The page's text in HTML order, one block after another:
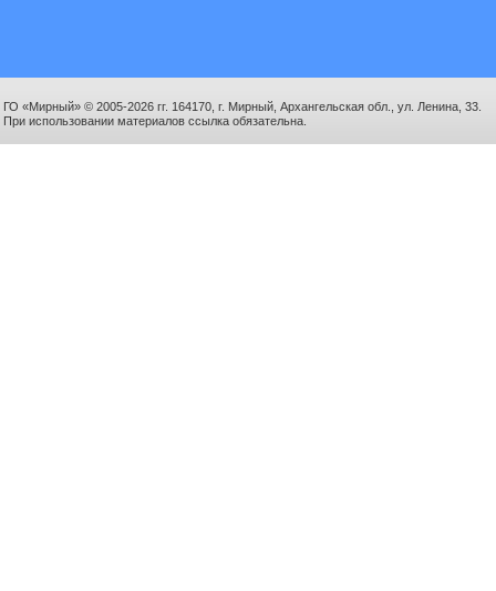
ГО «Мирный» © 2005-2026 гг. 164170, г. Мирный, Архангельская обл., ул. Ленина, 33.
При использовании материалов ссылка обязательна.